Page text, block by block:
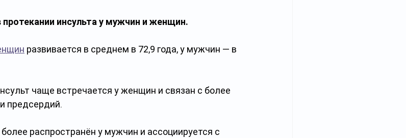
инсульта у мужчин и женщин.
развивается в среднем в 72,9 года, у мужчин — в
чаще встречается у женщин и связан с более
предсердий.
распространён у мужчин и ассоциируется с